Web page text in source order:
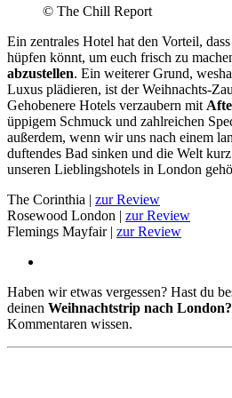
© The Chill Report
Ein zentrales Hotel hat den Vorteil,
hüpfen könnt, um euch frisch zu
abzustellen. Ein weiterer Grund,
Luxus plädieren, ist der Weihnachts-
Gehobenere Hotels verzaubern mit
üppigem Schmuck und zahlreichen
außerdem, wenn wir uns nach einem
duftendes Bad sinken und die Welt
unseren Lieblingshotels in London
The Corinthia | zur Review
Rosewood London | zur Review
Flemings Mayfair | zur Review
Haben wir etwas vergessen? Hast du
deinen Weihnachtstrip nach London?
Kommentaren wissen.